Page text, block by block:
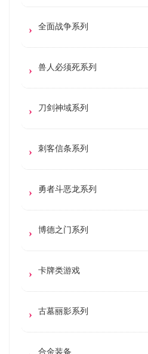
全面战争系列
兽人必须死系列
刀剑神域系列
刺客信条系列
勇者斗恶龙系列
博德之门系列
卡牌类游戏
古墓丽影系列
合金装备